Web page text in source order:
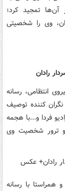
آن‌ها تمجید کرد؛
وی را شخصیتی
رادان
انتظامی، رسانه
کننده توصیف
فردا و...با هجمه
و ترور شخصیت وی
همراستا با رسانه